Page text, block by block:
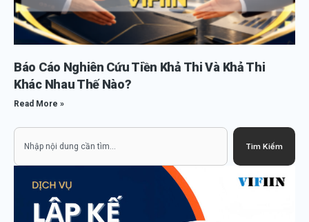
Báo Cáo Nghiên Cứu Tiền Khả Thi Và Khả Thi
Khác Nhau Thế Nào?
Read More »
Tìm Kiếm